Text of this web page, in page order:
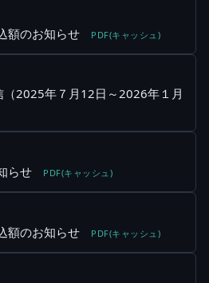
額のお知らせ PDF(キャッシュ)
2025年７月12日～2026年１月
らせ PDF(キャッシュ)
額のお知らせ PDF(キャッシュ)